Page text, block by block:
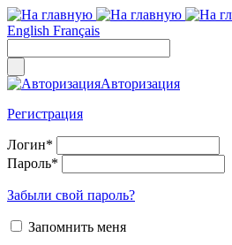
English Français
Авторизация
Регистрация
Логин*
Пароль*
Забыли свой пароль?
Запомнить меня